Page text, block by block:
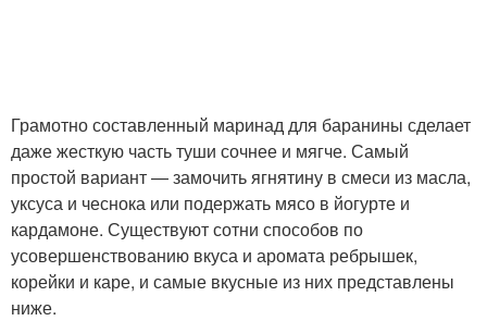
Грамотно составленный маринад для баранины сделает
даже жесткую часть туши сочнее и мягче. Самый
простой вариант — замочить ягнятину в смеси из масла,
уксуса и чеснока или подержать мясо в йогурте и
кардамоне. Существуют сотни способов по
усовершенствованию вкуса и аромата ребрышек,
корейки и каре, и самые вкусные из них представлены
ниже.